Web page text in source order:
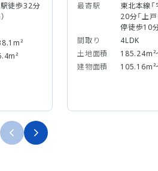
駅徒歩32分
最寄駅
東北本線
20分「上
停徒歩10
間取り
4LDK
土地面積
建物面積